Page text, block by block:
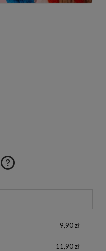
9,90 zł
11,90 zł